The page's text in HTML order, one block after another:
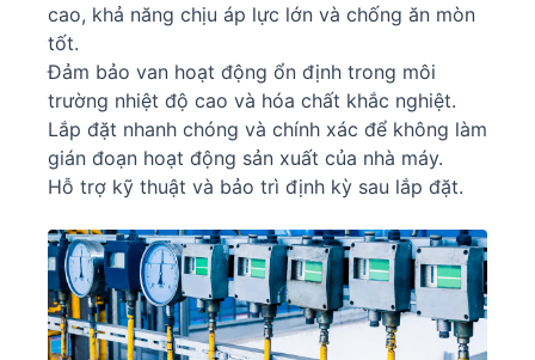
cao, khả năng chịu áp lực lớn và chống ăn mòn
tốt.
Đảm bảo van hoạt động ổn định trong môi
trường nhiệt độ cao và hóa chất khắc nghiệt.
Lắp đặt nhanh chóng và chính xác để không làm
gián đoạn hoạt động sản xuất của nhà máy.
Hỗ trợ kỹ thuật và bảo trì định kỳ sau lắp đặt.